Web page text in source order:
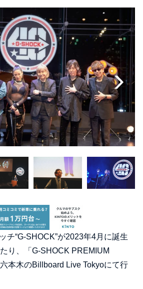
チ“G-SHOCK”が2023年4⽉に誕⽣
り、「G-SHOCK PREMIUM
本⽊のBillboard Live Tokyoにて⾏